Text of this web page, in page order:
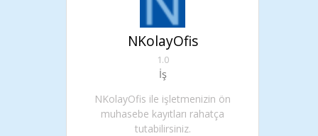
NKolayOfis
1.0
İş
NKolayOfis ile işletmenizin ön
muhasebe kayıtları rahatça
tutabilirsiniz.